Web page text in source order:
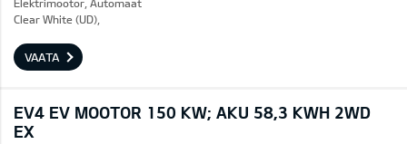
Elektrimootor, Automaat
Clear White (UD),
VAATA
EV4 EV MOOTOR 150 KW; AKU 58,3 KWH 2WD
EX